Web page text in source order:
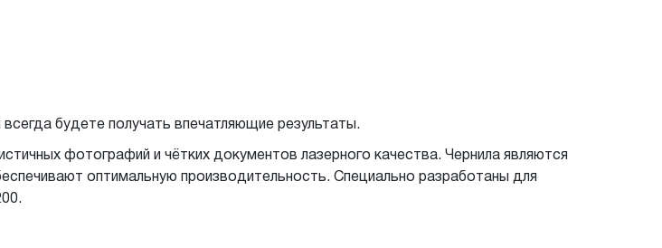
будете получать впечатляющие результаты.
фотографий и чётких документов лазерного качества. Чернила являются
оптимальную производительность. Специально разработаны для